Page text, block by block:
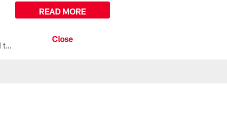
All the ways you can watch, stream, and tune-in to Preseason Week 1 between the Texans and the Los Angeles Chargers at Reliant Stadium on August 13.
READ MORE